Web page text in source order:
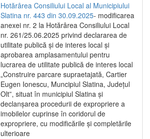
Hotărârea Consiliului Local al Municipiului
Slatina nr. 443 din 30.09.2025- modificarea
anexei nr. 2 la Hotărârea Consiliului Local
nr. 261/25.06.2025 privind declararea de
utilitate publică şi de interes local şi
aprobarea amplasamentului pentru
lucrarea de utilitate publică de interes local
„Construire parcare supraetajată, Cartier
Eugen Ionescu, Muncipiul Slatina, Judeţul
Olt”, situat în municipiul Slatina şi
declanşarea procedurii de expropriere a
imobilelor cuprinse în coridorul de
expropriere, cu modificările şi completările
ulterioare